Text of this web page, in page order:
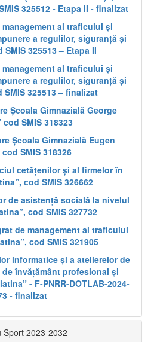
325512 - Etapa II - finalizat
al traficului și
a regulilor, siguranță și
325513 – Etapa II
al traficului și
a regulilor, siguranță și
325513 – finalizat
Școala Gimnazială George
cod SMIS 318323
Școala Gimnazială Eugen
SMIS 318326
cetățenilor și al firmelor în
cod SMIS 326662
de asistență socială la nivelul
cod SMIS 327732
de management al traficului
cod SMIS 321905
informatice și a atelierelor de
învățământ profesional și
- F-PNRR-DOTLAB-2024-
- finalizat
Sport 2023-2032